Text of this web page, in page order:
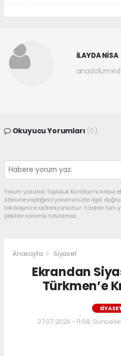
İLAYDA NİSA
Okuyucu Yorumları (0)
Yorum yazarak Topluluk Kuralları’nı
sitesine yaptığınız yorumunuzla ilgili
tek başınıza üstleniyorsunuz. Yazılan
şekilde sorumlu tutulamaz.
Anasayfa Siyaset
Ekrandan
Türkmen’e
27.07.2026 - 11:58,